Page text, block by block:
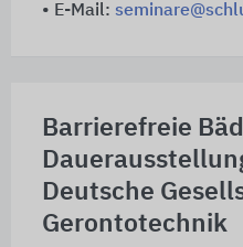
• E-Mail:
Barrierefreie
Deutsche
Gerontotechnik